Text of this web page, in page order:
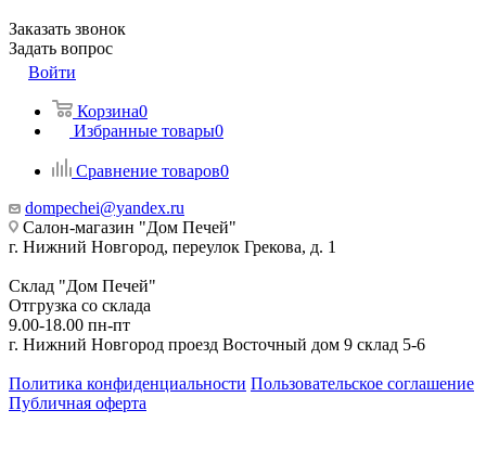
Заказать звонок
Задать вопрос
Войти
Корзина0
Избранные товары0
Сравнение товаров0
dompechei@yandex.ru
Салон-магазин "Дом Печей"
г. Нижний Новгород, переулок Грекова, д. 1
Склад "Дом Печей"
Отгрузка со склада
9.00-18.00 пн-пт
г. Нижний Новгород проезд Восточный дом 9 склад 5-6
Политика конфиденциальности Пользовательское соглашение
Публичная оферта